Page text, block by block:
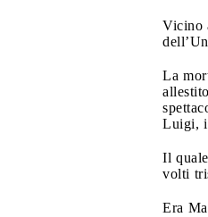
Vicino
La
Luigi,
Il
volti
Era